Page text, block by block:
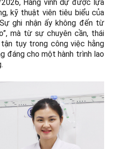
Hằng vinh dự được lựa
kỹ thuật viên tiêu biểu của
ghi nhận ấy không đến từ
mà từ sự chuyên cần, thái
tụy trong công việc hằng
đáng cho một hành trình lao